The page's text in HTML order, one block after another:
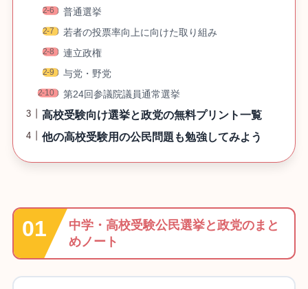
普通選挙
若者の投票率向上に向けた取り組み
連立政権
与党・野党
第24回参議院議員通常選挙
高校受験向け選挙と政党の無料プリント一覧
他の高校受験用の公民問題も勉強してみよう
中学・高校受験公民選挙と政党のまと
めノート